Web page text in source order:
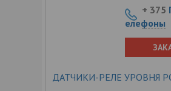
ДАТЧИКИ-РЕЛЕ УРОВНЯ
+ 375
елефоны